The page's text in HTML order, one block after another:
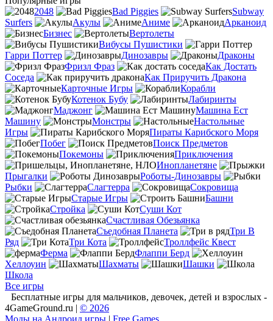
2048
Bad Piggies
Subway
Surfers
Акулы Аниме
Арканоид
Бизнес
Вертолеты
Вибусы Пушистики
Гарри Поттер
Динозавры
Драконы
Фризл Фраз
Как Достать
Соседа
Как Приручить Дракона
Карточные Игры
Корабли
Котенок Бубу
Лабиринты
Маджонг
Машина Ест
Машину
Монстры
Настольные
Игры
Пираты Карибского Моря
Побег
Поиск Предметов
Покемоны
Приключения
Инопланетяне
Прыгалки
Роботы-Динозавры
Рыбки
Слагтерра
Сокровища
Старые Игры
Башни
Стройка
Суши Кот
Счастливая Обезьянка
Съедобная Планета
Три В
Ряд
Три Кота
Троллфейс Квест
Ферма
Флаппи Берд
Хеллоуин
Шахматы
Шашки
Школа
Все игры
Бесплатные игры для мальчиков, девочек, детей и взрослых -
4GameGround.ru | © 2026